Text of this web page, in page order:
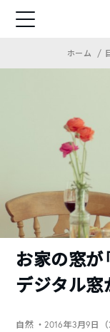
ホーム
お家の窓が
デジタル窓
自然 ・2016年3月9日（